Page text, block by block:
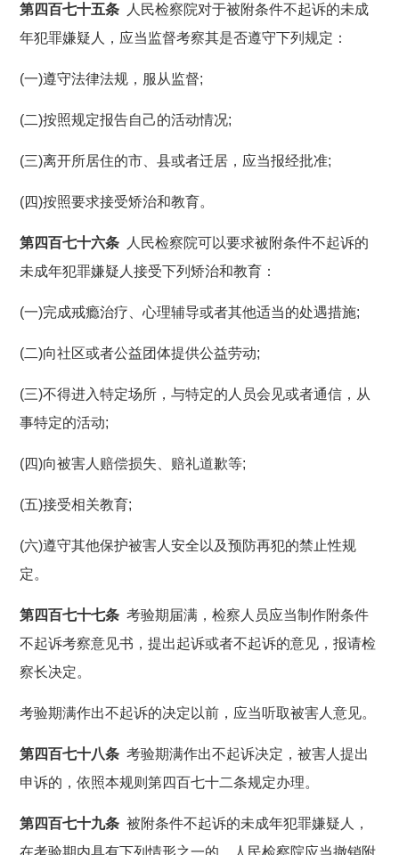
第四百七十五条 人民检察院对于被附条件不起诉的未成
年犯罪嫌疑人，应当监督考察其是否遵守下列规定：
(一)遵守法律法规，服从监督;
(二)按照规定报告自己的活动情况;
(三)离开所居住的市、县或者迁居，应当报经批准;
(四)按照要求接受矫治和教育。
第四百七十六条 人民检察院可以要求被附条件不起诉的
未成年犯罪嫌疑人接受下列矫治和教育：
(一)完成戒瘾治疗、心理辅导或者其他适当的处遇措施;
(二)向社区或者公益团体提供公益劳动;
(三)不得进入特定场所，与特定的人员会见或者通信，从
事特定的活动;
(四)向被害人赔偿损失、赔礼道歉等;
(五)接受相关教育;
(六)遵守其他保护被害人安全以及预防再犯的禁止性规
定。
第四百七十七条 考验期届满，检察人员应当制作附条件
不起诉考察意见书，提出起诉或者不起诉的意见，报请检
察长决定。
考验期满作出不起诉的决定以前，应当听取被害人意见。
第四百七十八条 考验期满作出不起诉决定，被害人提出
申诉的，依照本规则第四百七十二条规定办理。
第四百七十九条 被附条件不起诉的未成年犯罪嫌疑人，
在考验期内具有下列情形之一的，人民检察院应当撤销附